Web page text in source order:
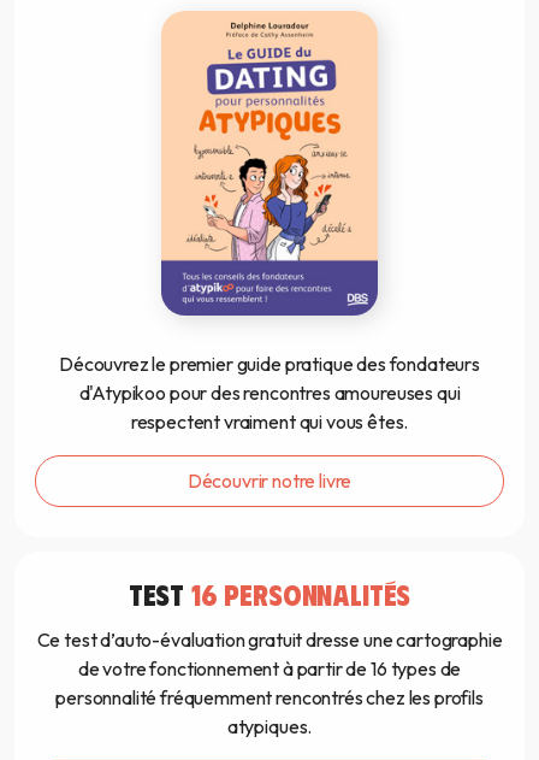
Découvrez le premier guide pratique des fondateurs
d'Atypikoo pour des rencontres amoureuses qui
respectent vraiment qui vous êtes.
Découvrir notre livre
TEST 16 PERSONNALITÉS
Ce test d’auto-évaluation gratuit dresse une cartographie
de votre fonctionnement à partir de 16 types de
personnalité fréquemment rencontrés chez les profils
atypiques.